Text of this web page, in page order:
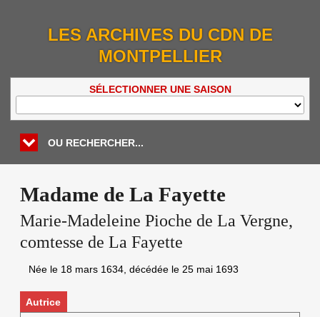
LES ARCHIVES DU CDN DE
MONTPELLIER
SÉLECTIONNER UNE SAISON
OU RECHERCHER...
Madame de La Fayette
Marie-Madeleine Pioche de La Vergne,
comtesse de La Fayette
Née le 18 mars 1634, décédée le 25 mai 1693
Autrice